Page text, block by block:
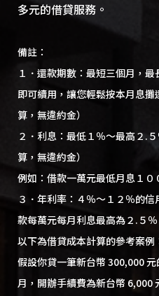
多元的借貸服務。
備註：
１．還款期數：最短三個月，
即可續用，讓您輕鬆按本月息
算，無違約金）
２．利息：最低１％～最高２.
算，無違約金）
例如：借款一萬元最低月息１０
３．年利率：４％～１２％的
款每萬元每月利息最高為２.５％
以下為借貸成本計算的參考案例
假設你貸一筆新台幣 300,000
月，開辦手續費為新台幣 6,000